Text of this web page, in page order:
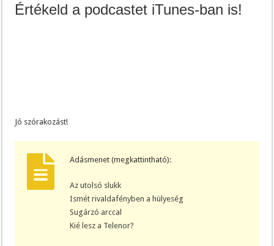
Értékeld a podcastet iTunes-ban is!
Jó szórakozást!
Adásmenet (megkattintható):
Az utolsó slukk
Ismét rivaldafényben a hülyeség
Sugárzó arccal
Kié lesz a Telenor?